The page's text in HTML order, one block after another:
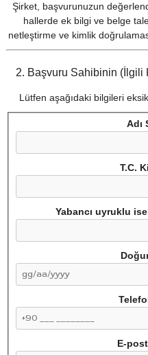
Şirket, başvurunuzun
hallerde ek bilgi ve belge
netleştirme ve kimlik
2. Başvuru Sahibinin
Lütfen aşağıdaki bilgileri
Adı
T.C.
Yabancı uyruklu
E-